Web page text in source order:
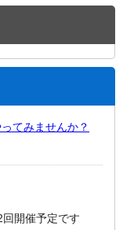
てみませんか？
開催予定です